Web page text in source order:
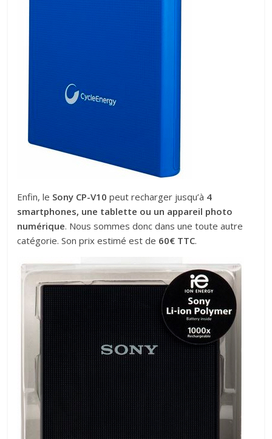
Enfin, le Sony CP-V10 peut recharger jusqu’à 4
smartphones, une tablette ou un appareil photo
numérique. Nous sommes donc dans une toute autre
catégorie. Son prix estimé est de 60€ TTC.